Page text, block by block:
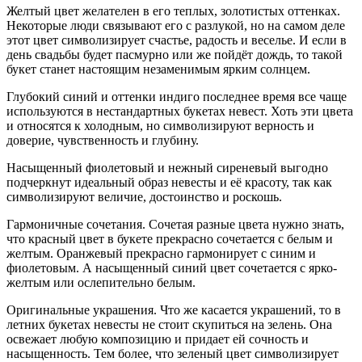
Желтый цвет желателен в его теплых, золотистых оттенках.
Некоторые люди связывают его с разлукой, но на самом деле
этот цвет символизирует счастье, радость и веселье. И если в
день свадьбы будет пасмурно или же пойдёт дождь, то такой
букет станет настоящим незаменимым ярким солнцем.
Глубокий синий и оттенки индиго последнее время все чаще
используются в нестандартных букетах невест. Хоть эти цвета
и относятся к холодным, но символизируют верность и
доверие, чувственность и глубину.
Насыщенный фиолетовый и нежный сиреневый выгодно
подчеркнут идеальный образ невесты и её красоту, так как
символизируют величие, достоинство и роскошь.
Гармоничные сочетания. Сочетая разные цвета нужно знать,
что красный цвет в букете прекрасно сочетается с белым и
желтым. Оранжевый прекрасно гармонирует с синим и
фиолетовым. А насыщенный синий цвет сочетается с ярко-
желтым или ослепительно белым.
Оригинальные украшения. Что же касается украшений, то в
летних букетах невесты не стоит скупиться на зелень. Она
освежает любую композицию и придает ей сочность и
насыщенность. Тем более, что зеленый цвет символизирует